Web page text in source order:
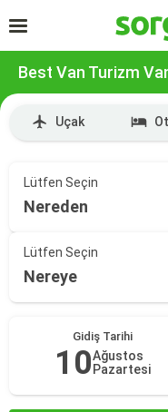
Best Van Turizm
Uçak
Lütfen Seçin
Nereden
Lütfen Seçin
Nereye
Gidiş Tarihi
10Ağustos
Pazartesi